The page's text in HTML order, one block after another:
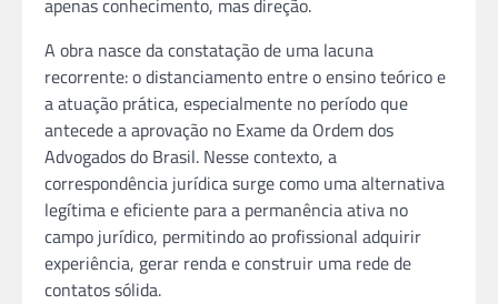
A obra nasce da constatação de uma lacuna
recorrente: o distanciamento entre o ensino teórico e
a atuação prática, especialmente no período que
antecede a aprovação no Exame da Ordem dos
Advogados do Brasil. Nesse contexto, a
correspondência jurídica surge como uma alternativa
legítima e eficiente para a permanência ativa no
campo jurídico, permitindo ao profissional adquirir
experiência, gerar renda e construir uma rede de
contatos sólida.